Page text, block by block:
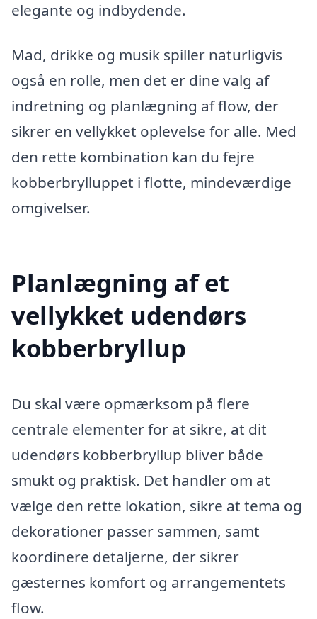
elegante og indbydende.
Mad, drikke og musik spiller naturligvis
også en rolle, men det er dine valg af
indretning og planlægning af flow, der
sikrer en vellykket oplevelse for alle. Med
den rette kombination kan du fejre
kobberbrylluppet i flotte, mindeværdige
omgivelser.
Planlægning af et
vellykket udendørs
kobberbryllup
Du skal være opmærksom på flere
centrale elementer for at sikre, at dit
udendørs kobberbryllup bliver både
smukt og praktisk. Det handler om at
vælge den rette lokation, sikre at tema og
dekorationer passer sammen, samt
koordinere detaljerne, der sikrer
gæsternes komfort og arrangementets
flow.